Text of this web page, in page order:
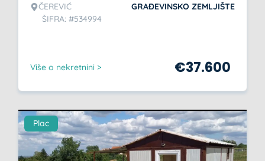
ČEREVIĆ
ŠIFRA: #534994
GRAĐEVINSKO ZEMLJIŠTE
Više o nekretnini > €37.600
Plac